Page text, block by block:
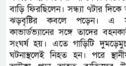
বাড়ি ফিরছিলেন। সন্ধ্যা ৭টার
ঝড়বৃষ্টির কবলে পড়েন। এ
কাভার্ডভ্যানের সঙ্গে তাদের
সংঘর্ষ হয়। এতে গাড়িটি
ঘটনাস্থলেই নিহত হন। পরে